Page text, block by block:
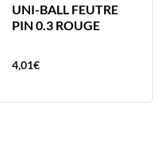
UNI-BALL FEUTRE
PIN 0.3 ROUGE
4,01€